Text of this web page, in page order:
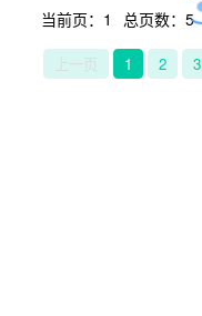
当前页：1 总页数：5
上一页 1 2 3